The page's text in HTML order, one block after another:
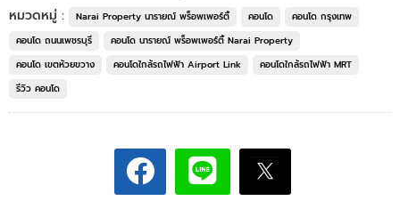
หมวดหมู่ :
Narai Property นารายณ์ พร็อพเพอร์ตี้ คอนโด
คอนโด กรุงเทพ
คอนโด ถนนเพชรบุรี
คอนโด นารายณ์ พร็อพเพอร์ตี้ Narai Property
คอนโด เขตห้วยขวาง
คอนโดใกล้รถไฟฟ้า Airport Link
คอนโดใกล้รถไฟฟ้า MRT
รีวิว คอนโด